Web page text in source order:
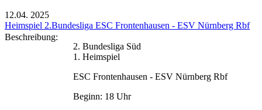
12.04. 2025
Heimspiel 2.Bundesliga ESC Frontenhausen - ESV Nürnberg Rbf
Beschreibung:
2. Bundesliga Süd
1. Heimspiel
ESC Frontenhausen - ESV Nürnberg Rbf
Beginn: 18 Uhr